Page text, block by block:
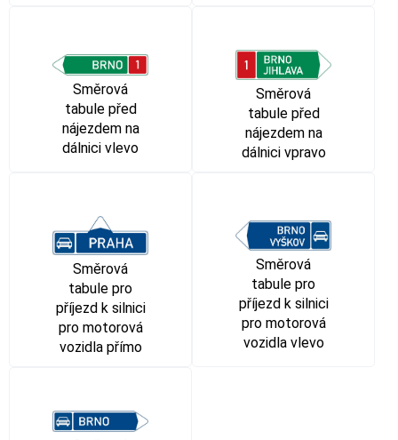
Směrová
tabule před
nájezdem na
dálnici vlevo
Směrová
tabule před
nájezdem na
dálnici vpravo
Směrová
tabule pro
příjezd k silnici
pro motorová
vozidla přímo
Směrová
tabule pro
příjezd k silnici
pro motorová
vozidla vlevo